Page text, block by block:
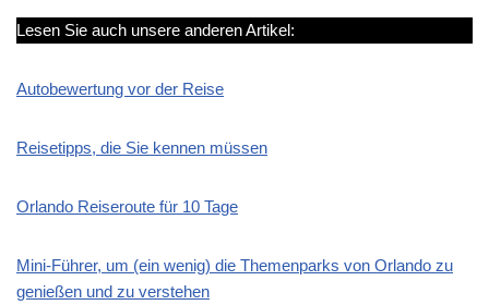
Lesen Sie auch unsere anderen Artikel:
Autobewertung vor der Reise
Reisetipps, die Sie kennen müssen
Orlando Reiseroute für 10 Tage
Mini-Führer, um (ein wenig) die Themenparks von Orlando zu
genießen und zu verstehen